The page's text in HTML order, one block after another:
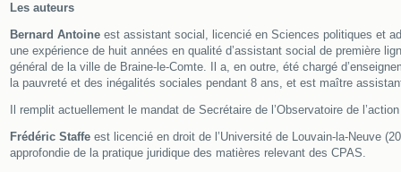
Les auteurs
Bernard Antoine est assistant social, licencié en Sciences politiques et
une expérience de huit années en qualité d’assistant social de première
général de la ville de Braine-le-Comte. Il a, en outre, été chargé
la pauvreté et des inégalités sociales pendant 8 ans, et est maître
Il remplit actuellement le mandat de Secrétaire de l’Observatoire de
Frédéric Staffe est licencié en droit de l’Université de Louvain-la-Neuve
approfondie de la pratique juridique des matières relevant des CPAS.